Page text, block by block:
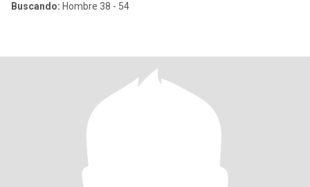
Buscando: Hombre 38 - 54